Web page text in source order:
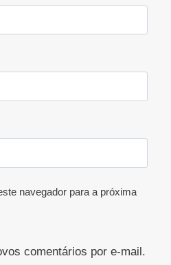
navegador para a próxima
comentários por e-mail.